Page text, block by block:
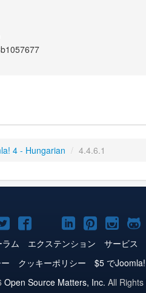
4 - Hungarian / 4.4.6.1
Joomla!
Twitter
Joomla!
Facebook
Joomla!
YouTube
Joomla!
LinkedIn
Joomla!
Pinterest
ラム エクステンション サービス
クッキーポリシー $5 で
Open Source Matters, Inc. All